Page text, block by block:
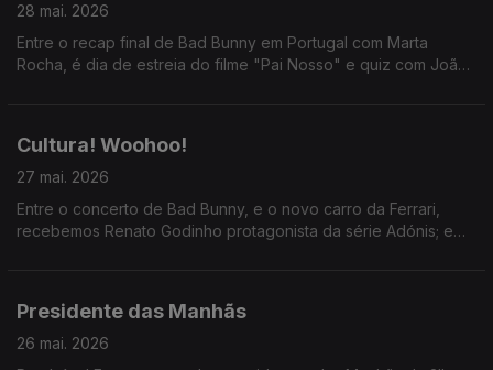
28 mai. 2026
Entre o recap final de Bad Bunny em Portugal com Marta
Rocha, é dia de estreia do filme "Pai Nosso" e quiz com João
Cultura! Woohoo!
27 mai. 2026
Entre o concerto de Bad Bunny, e o novo carro da Ferrari,
recebemos Renato Godinho protagonista da série Adónis; e
Presidente das Manhãs
26 mai. 2026